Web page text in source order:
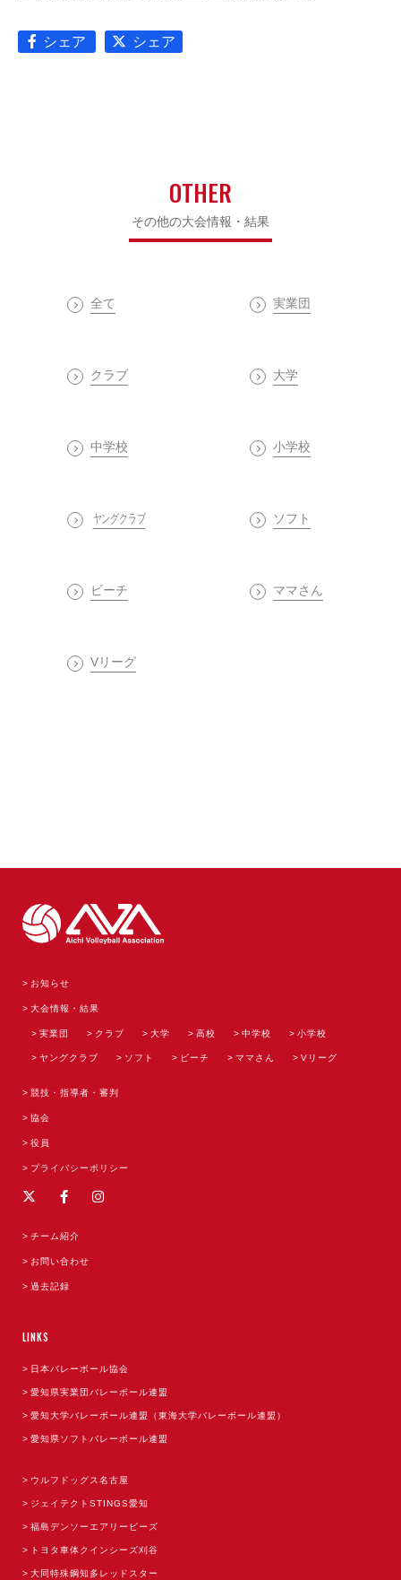
シェア シェア
OTHER
その他の大会情報・結果
全て 実業団
クラブ 大学
中学校 小学校
ヤングクラブ ソフト
ビーチ ママさん
Vリーグ
お知らせ
大会情報・結果
実業団 クラブ 大学 高校 中学校 小学校
ヤングクラブ ソフト ビーチ ママさん Vリーグ
競技・指導者・審判
協会
役員
プライバシーポリシー
チーム紹介
お問い合わせ
過去記録
LINKS
日本バレーボール協会
愛知県実業団バレーボール連盟
愛知大学バレーボール連盟（東海大学バレーボール連盟）
愛知県ソフトバレーボール連盟
ウルフドッグス名古屋
ジェイテクトSTINGS愛知
福島デンソーエアリービーズ
トヨタ車体クインシーズ刈谷
大同特殊鋼知多レッドスター